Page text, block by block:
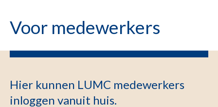
Voor medewerkers
Hier kunnen LUMC medewerkers
inloggen vanuit huis.